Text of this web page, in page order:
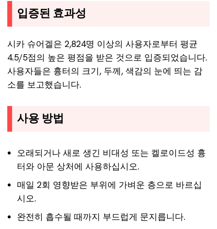
입증된 효과성
시카 슈어겔은 2,824명 이상의 사용자로부터 평균
4.5/5점의 높은 평점을 받은 것으로 입증되었습니다.
사용자들은 흉터의 크기, 두께, 색감의 눈에 띄는 감
소를 보고했습니다.
사용 방법
오래되거나 새로 생긴 비대성 또는 켈로이드성 흉
터와 아문 상처에 사용하십시오.
매일 2회 영향받은 부위에 가벼운 층으로 바르십
시오.
완전히 흡수될 때까지 부드럽게 문지릅니다.